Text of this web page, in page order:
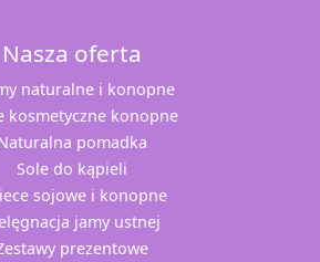
Nasza oferta
naturalne i konopne
kosmetyczne konopne
pomadka
Sole do kąpieli
sojowe i konopne
jamy ustnej
prezentowe